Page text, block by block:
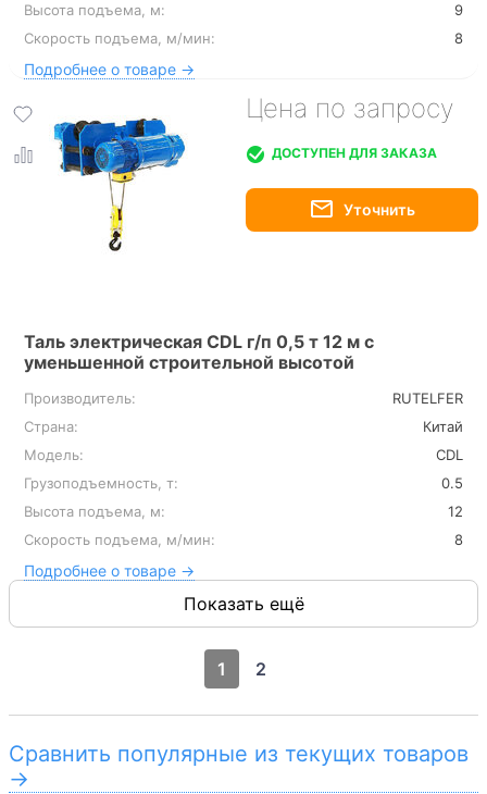
Высота подъема, м:
9
Скорость подъема, м/мин:
8
Подробнее о товаре →
Таль электрическая CDL г/п 0,5 т 12 м с
уменьшенной строительной высотой
Производитель:
RUTELFER
Страна:
Китай
Модель:
CDL
Грузоподъемность, т:
0.5
Высота подъема, м:
12
Скорость подъема, м/мин:
8
Подробнее о товаре →
Цена по запросу
ДОСТУПЕН ДЛЯ ЗАКАЗА
Показать ещё
1 2
Сравнить популярные из текущих товаров
→